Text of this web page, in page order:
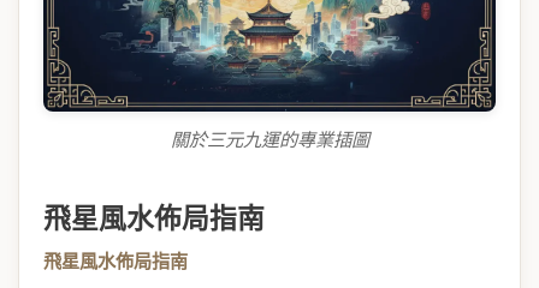
關於三元九運的專業插圖
飛星風水佈局指南
飛星風水佈局指南